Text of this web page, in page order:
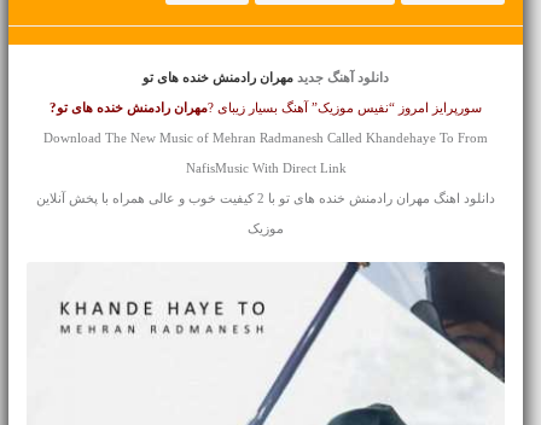
دانلود آهنگ جدید مهران رادمنش خنده های تو
سورپرایز امروز “نفیس موزیک” آهنگ بسیار زیبای ?مهران رادمنش خنده های تو?
Download The New Music of Mehran Radmanesh Called Khandehaye To From
NafisMusic With Direct Link
دانلود اهنگ مهران رادمنش خنده های تو با 2 کیفیت خوب و عالی همراه با پخش آنلاین
موزیک